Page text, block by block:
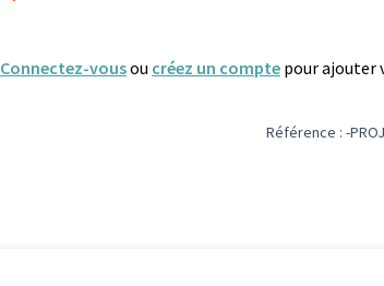
Connectez-vousou créez un compte pour ajouter
Référence : -